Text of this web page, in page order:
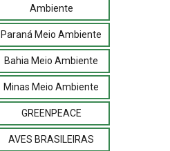
Ambiente
Paraná Meio Ambiente
Bahia Meio Ambiente
Minas Meio Ambiente
GREENPEACE
AVES BRASILEIRAS